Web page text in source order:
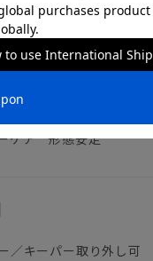
Style Dictionary
シャツおすすめ12選｜
ツ タイト スリム ノ
ケア 形態安定
／キーパー取り外し可